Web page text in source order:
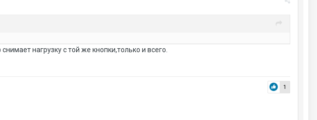
нагрузку с той же кнопки,только и всего.
1